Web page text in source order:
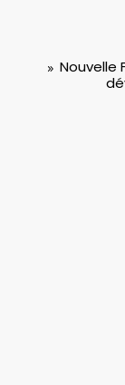
Nouvelle